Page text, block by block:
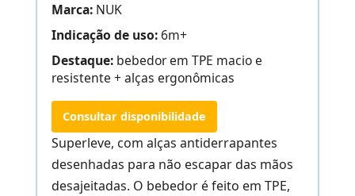
Marca: NUK
Indicação de uso:6m+
Destaque: bebedor em TPE macio e
resistente + alças ergonômicas
Consultar disponibilidade
Superleve, com alças antiderrapantes
desenhadas para não escapar das mãos
desajeitadas. O bebedor é feito em TPE,